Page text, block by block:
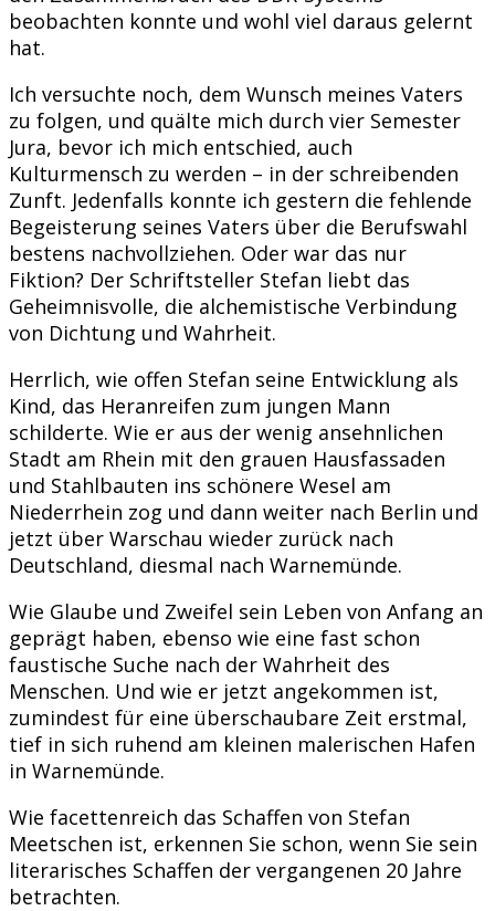
beobachten konnte und wohl viel daraus gelernt
hat.
Ich versuchte noch, dem Wunsch meines Vaters
zu folgen, und quälte mich durch vier Semester
Jura, bevor ich mich entschied, auch
Kulturmensch zu werden – in der schreibenden
Zunft. Jedenfalls konnte ich gestern die fehlende
Begeisterung seines Vaters über die Berufswahl
bestens nachvollziehen. Oder war das nur
Fiktion? Der Schriftsteller Stefan liebt das
Geheimnisvolle, die alchemistische Verbindung
von Dichtung und Wahrheit.
Herrlich, wie offen Stefan seine Entwicklung als
Kind, das Heranreifen zum jungen Mann
schilderte. Wie er aus der wenig ansehnlichen
Stadt am Rhein mit den grauen Hausfassaden
und Stahlbauten ins schönere Wesel am
Niederrhein zog und dann weiter nach Berlin und
jetzt über Warschau wieder zurück nach
Deutschland, diesmal nach Warnemünde.
Wie Glaube und Zweifel sein Leben von Anfang an
geprägt haben, ebenso wie eine fast schon
faustische Suche nach der Wahrheit des
Menschen. Und wie er jetzt angekommen ist,
zumindest für eine überschaubare Zeit erstmal,
tief in sich ruhend am kleinen malerischen Hafen
in Warnemünde.
Wie facettenreich das Schaffen von Stefan
Meetschen ist, erkennen Sie schon, wenn Sie sein
literarisches Schaffen der vergangenen 20 Jahre
betrachten.